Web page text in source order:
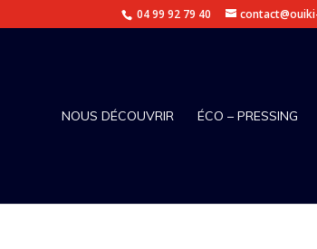
04 99 92 79 40
NOUS DÉCOUVRIR ÉCO – PRESSING